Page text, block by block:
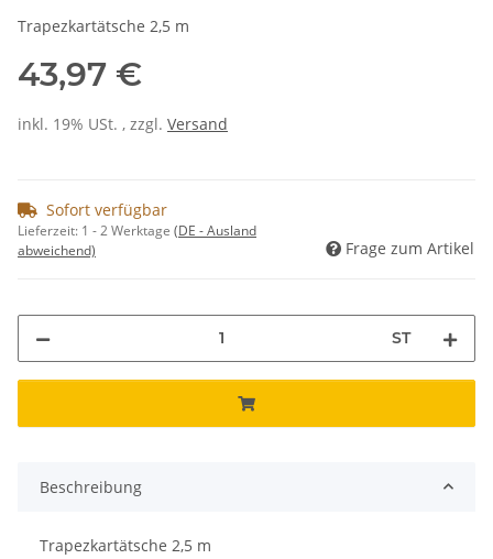
Trapezkartätsche 2,5 m
43,97 €
inkl. 19% USt. , zzgl. Versand
Sofort verfügbar
Lieferzeit: 1 - 2 Werktage (DE - Ausland
abweichend)
Frage zum Artikel
ST
Beschreibung
Trapezkartätsche 2,5 m